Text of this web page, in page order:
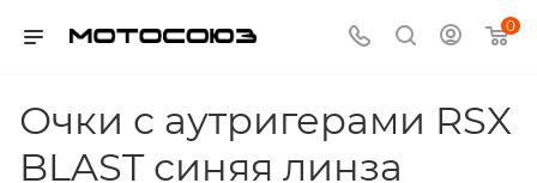
0
Очки с аутригерами RSX
BLAST синяя линза